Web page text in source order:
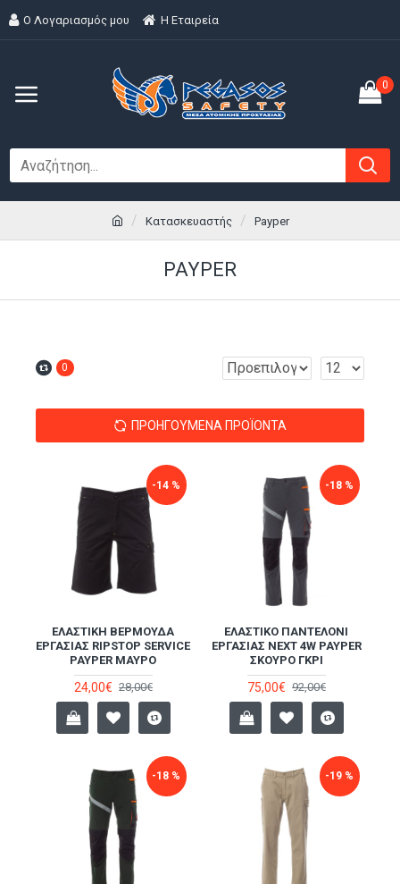
Ο Λογαριασμός μου H Εταιρεία
0
Κατασκευαστής Payper
PAYPER
0
ΠΡΟΗΓΟΎΜΕΝΑ ΠΡΟΪΌΝΤΑ
-14 %
ΕΛΑΣΤΙΚΉ ΒΕΡΜΟΎΔΑ
ΕΡΓΑΣΊΑΣ RIPSTOP SERVICE
PAYPER ΜΑΎΡΟ
24,00€ 28,00€
-18 %
ΕΛΑΣΤΙΚΌ ΠΑΝΤΕΛΌΝΙ
ΕΡΓΑΣΊΑΣ NEXT 4W PAYPER
ΣΚΟΎΡΟ ΓΚΡΙ
75,00€ 92,00€
-18 % -19 %